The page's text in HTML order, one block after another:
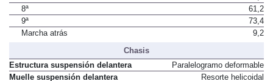
7ª
51,2
8ª
61,2
9ª
73,4
Chasis
Estructura suspensión delantera
Paralelogramo deformable